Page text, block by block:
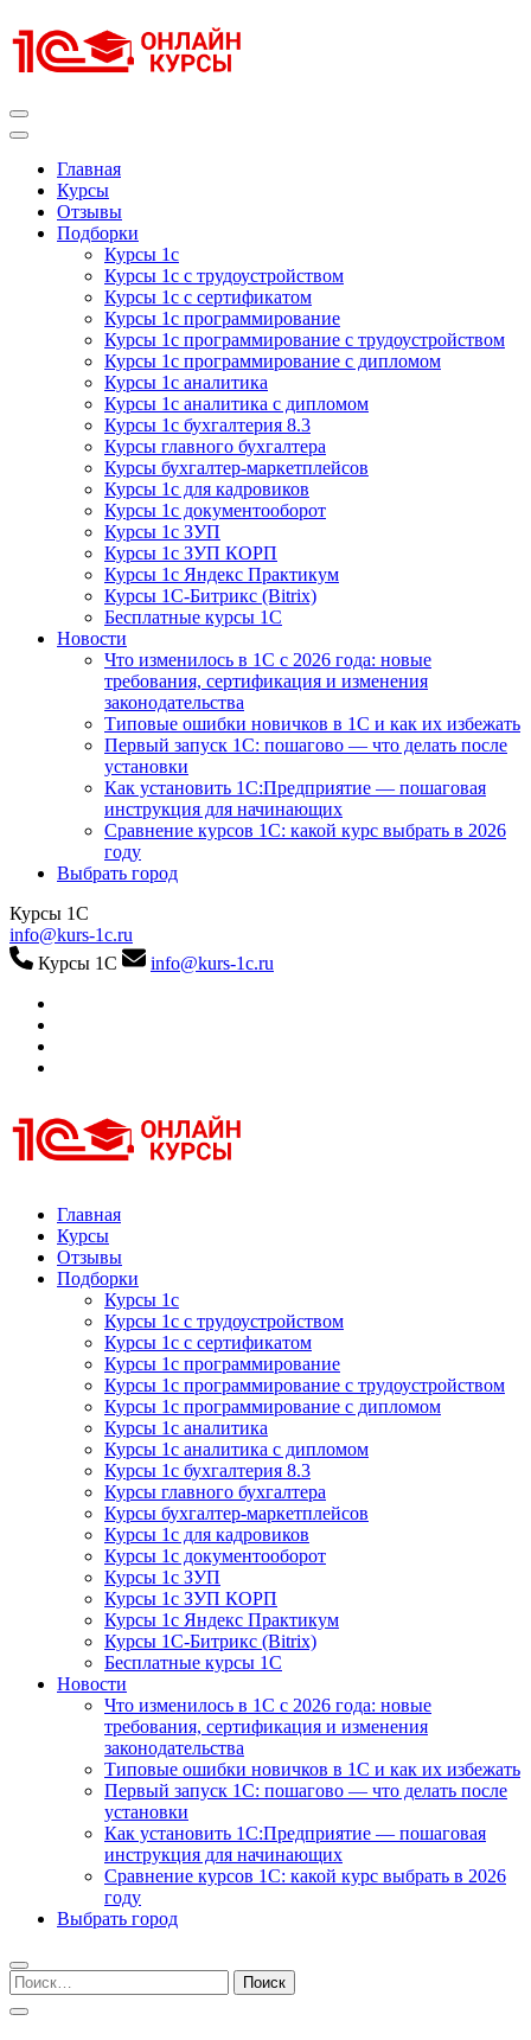
к
содержимому
Главная
Курсы
Отзывы
Подборки
Курсы 1с
Курсы 1с с трудоустройством
Курсы 1с с сертификатом
Курсы 1с программирование
Курсы 1с программирование с трудоустройством
Курсы 1с программирование с дипломом
Курсы 1с аналитика
Курсы 1с аналитика с дипломом
Курсы 1с бухгалтерия 8.3
Курсы главного бухгалтера
Курсы бухгалтер-маркетплейсов
Курсы 1с для кадровиков
Курсы 1с документооборот
Курсы 1с ЗУП
Курсы 1с ЗУП КОРП
Курсы 1с Яндекс Практикум
Курсы 1С-Битрикс (Bitrix)
Бесплатные курсы 1С
Новости
Что изменилось в 1С с 2026 года: новые
требования, сертификация и изменения
законодательства
Типовые ошибки новичков в 1С и как их избежать
Первый запуск 1С: пошагово — что делать после
установки
Как установить 1С:Предприятие — пошаговая
инструкция для начинающих
Сравнение курсов 1С: какой курс выбрать в 2026
году
Выбрать город
Курсы 1С
info@kurs-1c.ru
Курсы 1С
info@kurs-1c.ru
Курсы 1С
Курсы 1С официальная сертификация
Главная
Курсы
Отзывы
Подборки
Курсы 1с
Курсы 1с с трудоустройством
Курсы 1с с сертификатом
Курсы 1с программирование
Курсы 1с программирование с трудоустройством
Курсы 1с программирование с дипломом
Курсы 1с аналитика
Курсы 1с аналитика с дипломом
Курсы 1с бухгалтерия 8.3
Курсы главного бухгалтера
Курсы бухгалтер-маркетплейсов
Курсы 1с для кадровиков
Курсы 1с документооборот
Курсы 1с ЗУП
Курсы 1с ЗУП КОРП
Курсы 1с Яндекс Практикум
Курсы 1С-Битрикс (Bitrix)
Бесплатные курсы 1С
Новости
Что изменилось в 1С с 2026 года: новые
требования, сертификация и изменения
законодательства
Типовые ошибки новичков в 1С и как их избежать
Первый запуск 1С: пошагово — что делать после
установки
Как установить 1С:Предприятие — пошаговая
инструкция для начинающих
Сравнение курсов 1С: какой курс выбрать в 2026
году
Выбрать город
Найти: